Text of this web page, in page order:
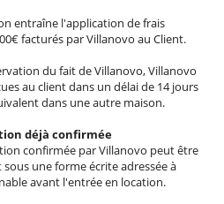
entraîne l'application de frais
facturés par Villanovo au Client.
du fait de Villanovo, Villanovo
au client dans un délai de 14 jours
dans une autre maison.
déjà confirmée
confirmée par Villanovo peut être
une forme écrite adressée à
avant l'entrée en location.